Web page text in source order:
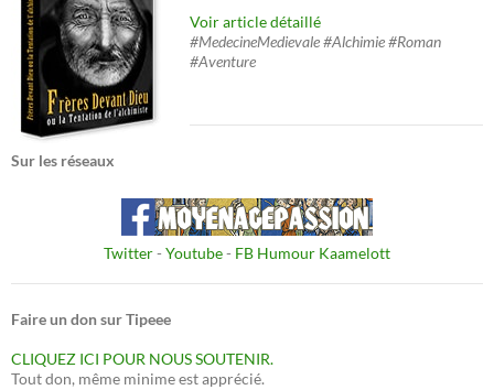
Voir article détaillé
#MedecineMedievale #Alchimie #Roman
#Aventure
Sur les réseaux
Twitter- Youtube- FB Humour Kaamelott
Faire un don sur Tipeee
CLIQUEZ ICI POUR NOUS SOUTENIR.
Tout don, même minime est apprécié.